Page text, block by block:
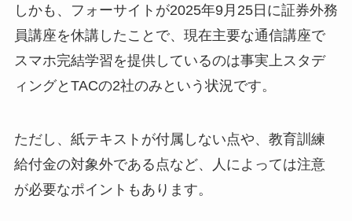
しかも、フォーサイトが2025年9月25日に証券外務
員講座を休講したことで、現在主要な通信講座で
スマホ完結学習を提供しているのは事実上スタデ
ィングとTACの2社のみという状況です。
ただし、紙テキストが付属しない点や、教育訓練
給付金の対象外である点など、人によっては注意
が必要なポイントもあります。